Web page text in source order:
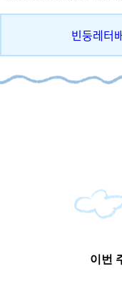
빈둥레터
이번